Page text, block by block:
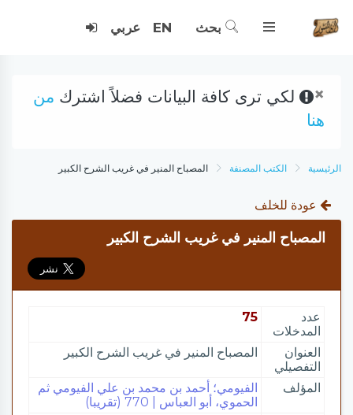
بحث EN عربي
× لكي ترى كافة البيانات فضلاً اشترك من
هنا
الرئيسية الكتب المصنفة المصباح المنير في غريب الشرح الكبير
عودة للخلف
المصباح المنير في غريب الشرح الكبير
عدد
المدخلات
75
العنوان
التفصيلي
المصباح المنير في غريب الشرح الكبير
المؤلف
الفيومي؛ أحمد بن محمد بن علي الفيومي ثم
الحموي، أبو العباس | 770 (تقريبا)